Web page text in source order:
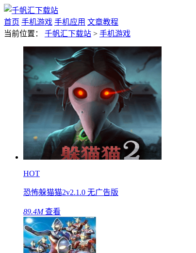
首页 手机游戏 手机应用 文章教程
当前位置： 千帆汇下载站 > 手机游戏
HOT
恐怖躲猫猫2v2.1.0 无广告版
89.4M 查看